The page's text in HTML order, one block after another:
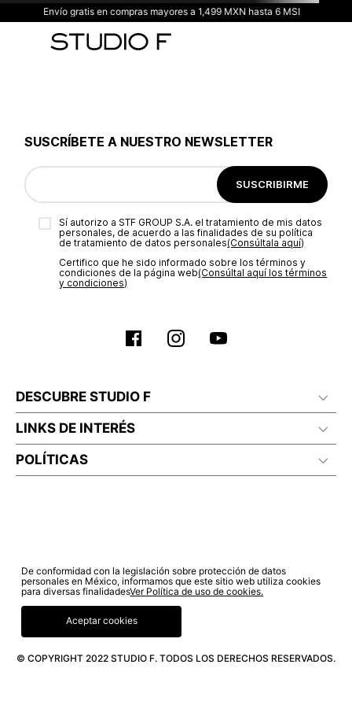
Envío gratis en compras mayores a 1,499 MXN hasta 6 MSI
SUSCRÍBETE A NUESTRO NEWSLETTER
SUSCRIBIRME
Sí autorizo a STF GROUP S.A. el tratamiento de mis datos
personales, de acuerdo a las finalidades de su política
de tratamiento de datos personales‎(Consúltala aquí)
Certifico que he sido informado sobre los términos y
condiciones de la página web‎(Consúltal aquí los términos
y condiciones)
DESCUBRE STUDIO F
LINKS DE INTERÉS
POLÍTICAS
© COPYRIGHT 2022 STUDIO F. TODOS LOS DERECHOS RESERVADOS.
De conformidad con la legislación sobre protección de datos
personales en México, informamos que este sitio web utiliza cookies
para diversas finalidadesVer Política de uso de cookies.
Aceptar cookies